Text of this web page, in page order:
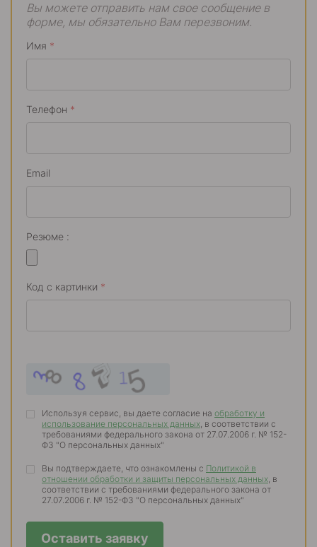
Вы можете отправить нам свое сообщение в
форме, мы обязательно Вам перезвоним.
Имя *
Телефон *
Email
Резюме :
Код с картинки *
Используя сервис, вы даете согласие на обработку и
использование персональных данных, в соответствии с
требованиями федерального закона от 27.07.2006 г. № 152-
ФЗ "О персональных данных"
Вы подтверждаете, что ознакомлены с Политикой в
отношении обработки и защиты персональных данных, в
соответствии с требованиями федерального закона от
27.07.2006 г. № 152-ФЗ "О персональных данных"
Оставить заявку